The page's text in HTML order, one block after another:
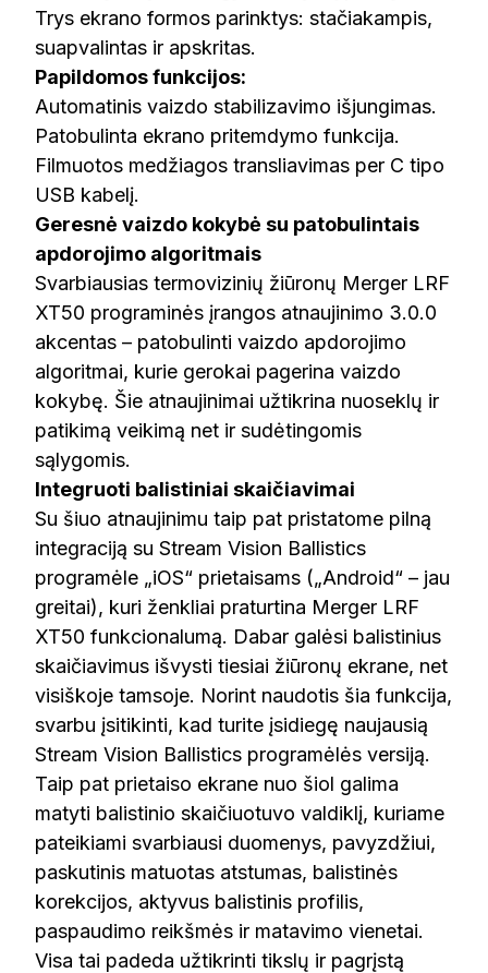
Trys ekrano formos parinktys: stačiakampis,
suapvalintas ir apskritas.
Papildomos funkcijos:
Automatinis vaizdo stabilizavimo išjungimas.
Patobulinta ekrano pritemdymo funkcija.
Filmuotos medžiagos transliavimas per C tipo
USB kabelį.
Geresnė vaizdo kokybė su patobulintais
apdorojimo algoritmais
Svarbiausias termovizinių žiūronų Merger LRF
XT50 programinės įrangos atnaujinimo 3.0.0
akcentas – patobulinti vaizdo apdorojimo
algoritmai, kurie gerokai pagerina vaizdo
kokybę. Šie atnaujinimai užtikrina nuoseklų ir
patikimą veikimą net ir sudėtingomis
sąlygomis.
Integruoti balistiniai skaičiavimai
Su šiuo atnaujinimu taip pat pristatome pilną
integraciją su Stream Vision Ballistics
programėle „iOS“ prietaisams („Android“ – jau
greitai), kuri ženkliai praturtina Merger LRF
XT50 funkcionalumą. Dabar galėsi balistinius
skaičiavimus išvysti tiesiai žiūronų ekrane, net
visiškoje tamsoje. Norint naudotis šia funkcija,
svarbu įsitikinti, kad turite įsidiegę naujausią
Stream Vision Ballistics programėlės versiją.
Taip pat prietaiso ekrane nuo šiol galima
matyti balistinio skaičiuotuvo valdiklį, kuriame
pateikiami svarbiausi duomenys, pavyzdžiui,
paskutinis matuotas atstumas, balistinės
korekcijos, aktyvus balistinis profilis,
paspaudimo reikšmės ir matavimo vienetai.
Visa tai padeda užtikrinti tikslų ir pagrįstą